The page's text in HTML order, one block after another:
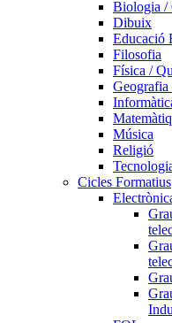
Biologia /
Dibuix
Educació
Filosofia
Física /
Música
Religió
Cicles Formatius